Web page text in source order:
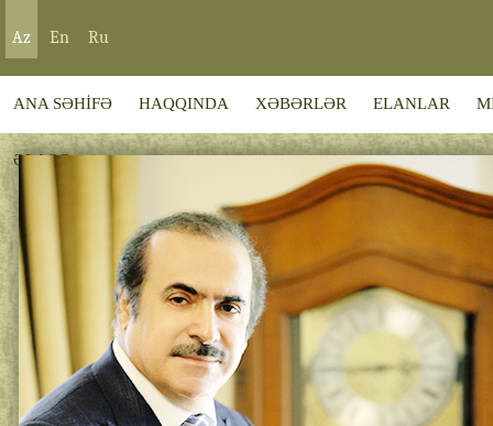
Az En Ru
ANA SƏHİFƏ HAQQINDA XƏBƏRLƏR ELANLAR
ƏLAQƏ